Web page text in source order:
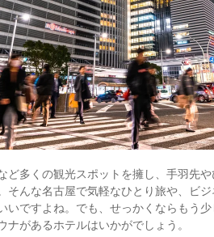
ど多くの観光スポットを擁し、手羽先
そんな名古屋で気軽なひとり旅や、ビ
いですよね。でも、せっかくならもう
ナがあるホテルはいかがでしょう。